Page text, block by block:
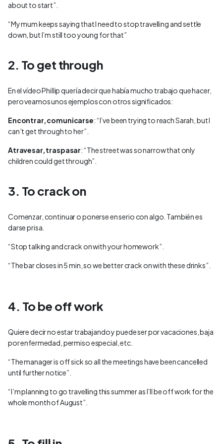
about to start”.
“My mum keeps saying that I need to stop travelling and settle
down, but I’m still too young for that”
2. To get through
En el vídeo Phillip quería decir que había mucho trabajo que hacer,
pero veamos unos ejemplos con otros significados:
Encontrar, comunicarse:“I’ve been trying to reach Sarah, but I
can’t get through to her”
Atravesar, traspasar: “The street was so narrow that only
children could get through”
3. To crack on
Comenzar, continuar o ponerse en serio con algo. También es
darse prisa.
“Stop talking and crack on with your homework”.
“The bar closes in 5 min, so we better crack on with these drinks”.
4. To be off work
Quiere decir no estar trabajando y puede ser por vacaciones, baja
por enfermedad, permiso especial, etc.
“The manager is off sick so all the meetings have been cancelled
until further notice”.
“I’m planning to go travelling this summer as I’ll be off work for the
whole month of August”.